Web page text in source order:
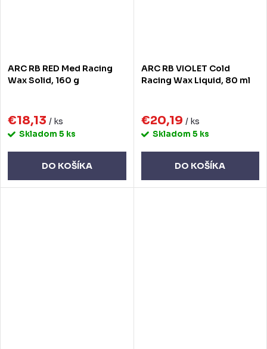
ARC RB RED Med Racing
Wax Solid, 160 g
€18,13 / ks
Skladom 5 ks
DO KOŠÍKA
ARC RB VIOLET Cold
Racing Wax Liquid, 80 ml
€20,19 / ks
Skladom 5 ks
DO KOŠÍKA